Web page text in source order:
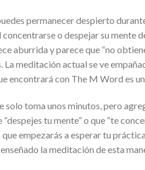
permanecer despierto
o despejar su mente
aburrida y parece que “no
La meditación actual se ve
encontrará con The M Word es
solo toma unos minutos, pero
“despejes tu mente” o que “te
empezarás a esperar tu
la meditación de esta